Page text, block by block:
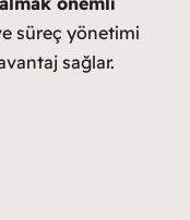
süreç yönetimi
sağlar.